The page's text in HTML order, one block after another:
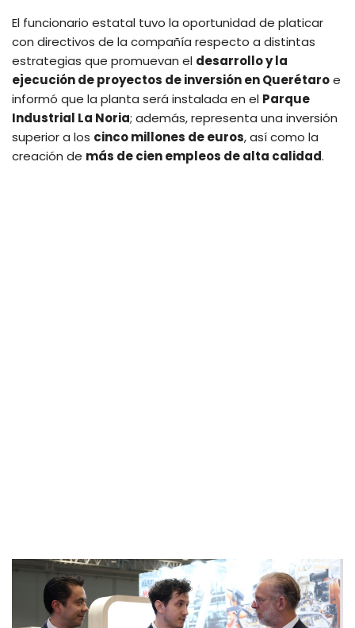
El funcionario estatal tuvo la oportunidad de platicar
con directivos de la compañía respecto a distintas
estrategias que promuevan el desarrollo y la
ejecución de proyectos de inversión en Querétaroe
informó que la planta será instalada en el Parque
Industrial La Noria; además, representa una inversión
superior a los cinco millones de euros, así como la
creación de más de cien empleos de alta calidad.